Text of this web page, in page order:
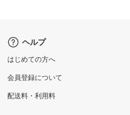
ヘルプ
はじめての方へ
会員登録について
配送料・利用料